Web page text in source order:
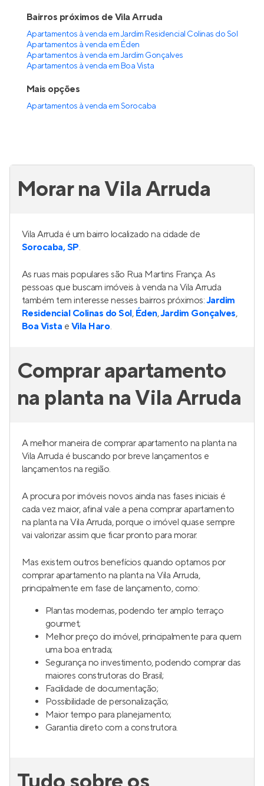
Bairros próximos de Vila Arruda
Apartamentos à venda em Jardim Residencial Colinas do Sol
Apartamentos à venda em Éden
Apartamentos à venda em Jardim Gonçalves
Apartamentos à venda em Boa Vista
Mais opções
Apartamentos à venda em Sorocaba
Morar na Vila Arruda
Vila Arruda é um bairro localizado na cidade de
Sorocaba, SP.
As ruas mais populares são Rua Martins França. As
pessoas que buscam imóveis à venda na Vila Arruda
também tem interesse nesses bairros próximos:Jardim
Residencial Colinas do Sol, Éden,Jardim Gonçalves,
Boa Vista e Vila Haro.
Comprar apartamento
na planta na Vila Arruda
A melhor maneira de comprar apartamento na planta na
Vila Arruda é buscando por breve lançamentos e
lançamentos na região.
A procura por imóveis novos ainda nas fases iniciais é
cada vez maior, afinal vale a pena comprar apartamento
na planta na Vila Arruda, porque o imóvel quase sempre
vai valorizar assim que ficar pronto para morar.
Mas existem outros benefícios quando optamos por
comprar apartamento na planta na Vila Arruda,
principalmente em fase de lançamento, como:
Plantas modernas, podendo ter amplo terraço
gourmet;
Melhor preço do imóvel, principalmente para quem
uma boa entrada;
Segurança no investimento, podendo comprar das
maiores construtoras do Brasil;
Facilidade de documentação;
Possibilidade de personalização;
Maior tempo para planejamento;
Garantia direto com a construtora.